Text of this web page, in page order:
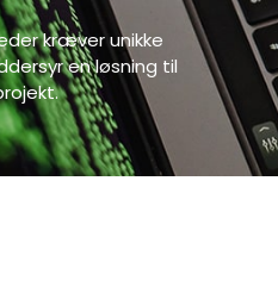
kræver unikke
en løsning til